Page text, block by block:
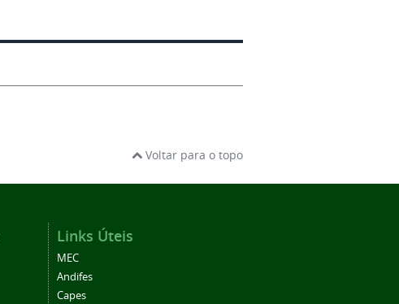
Voltar para o topo
Links Úteis
MEC
Andifes
Capes